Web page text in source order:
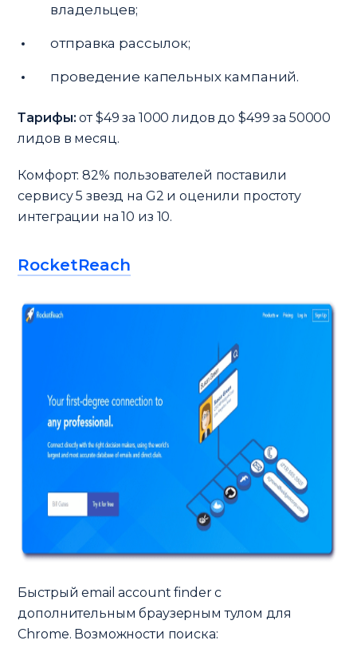
владельцев;
отправка рассылок;
проведение капельных кампаний.
Тарифы: от $49 за 1000 лидов до $499 за 50000
лидов в месяц.
Комфорт: 82% пользователей поставили
сервису 5 звезд на G2 и оценили простоту
интеграции на 10 из 10.
RocketReach
Быстрый email account finder с
дополнительным браузерным тулом для
Chrome. Возможности поиска: